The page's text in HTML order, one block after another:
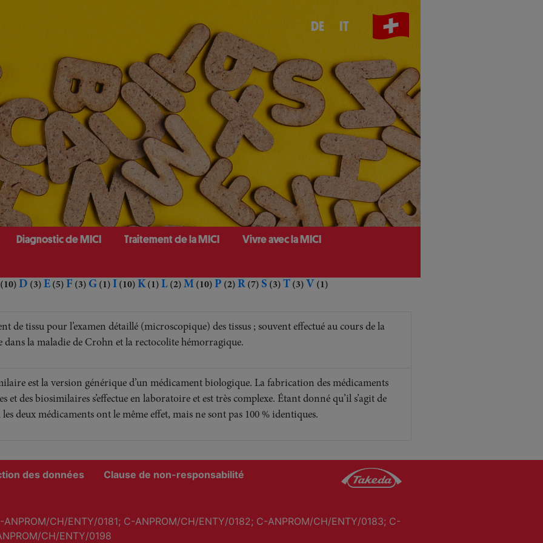
DE IT
Diagnostic de MICI Traitement de la MICI Vivre avec la MICI
(10) D (3) E (5) F (3) G (1) I (10) K(1) L (2) M (10) P (2) R (7) S (3) T (3) V (1)
de tissu pour l’examen détaillé (microscopique) des tissus ; souvent effectué au cours de la
dans la maladie de Crohn et la rectocolite hémorragique.
est la version générique d’un médicament biologique. La fabrication des médicaments
et des biosimilaires s’effectue en laboratoire et est très complexe. Étant donné qu’il s’agit de
deux médicaments ont le même effet, mais ne sont pas 100 % identiques.
des données Clause de non-responsabilité
CH/ENTY/0181; C-ANPROM/CH/ENTY/0182; C-ANPROM/CH/ENTY/0183; C-
CH/ENTY/0198